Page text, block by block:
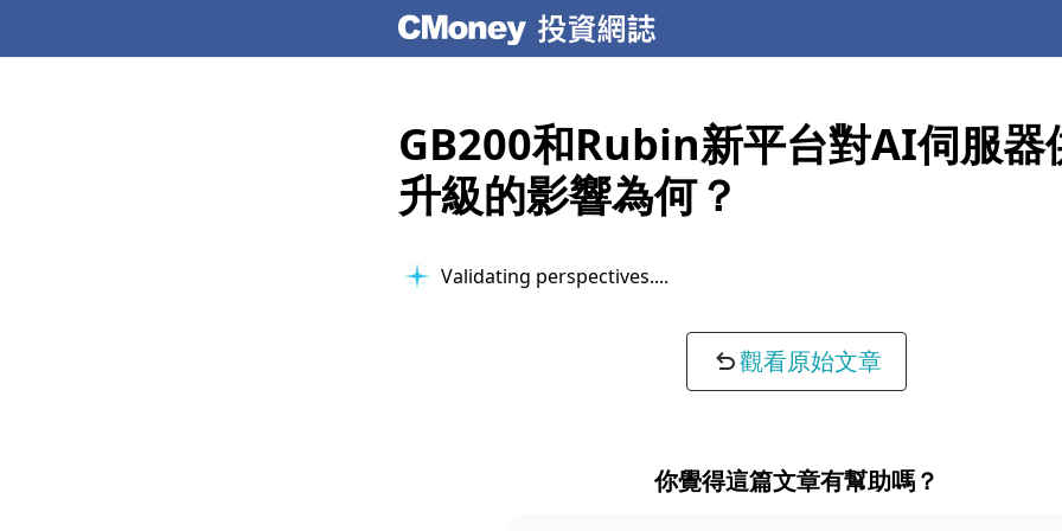
GB200和Rubin新平台對AI伺服器
升級的影響為何？
Validating perspectives...
觀看原始文章
你覺得這篇文章有幫助嗎？